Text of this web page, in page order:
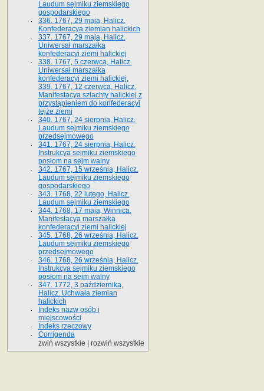
Laudum sejmiku ziemskiego
gospodarskiego
336. 1767, 29 maja, Halicz.
Konfederacya ziemian halickich
337. 1767, 29 maja, Halicz.
Uniwersał marszałka
konfederacyi ziemi halickiej
338. 1767, 5 czerwca, Halicz.
Uniwersał marszałka
konfederacyi ziemi halickiej.
339. 1767, 12 czerwca, Halicz.
Manifestacya szlachty halickiej z
przystąpieniem do konfederacyi
tejże ziemi
340. 1767, 24 sierpnia, Halicz.
Laudum sejmiku ziemskiego
przedsejmowego
341. 1767, 24 sierpnia, Halicz.
Instrukcya sejmiku ziemskiego
posłom na sejm walny
342. 1767, 15 września, Halicz.
Laudum sejmiku ziemskiego
gospodarskiego
343. 1768, 22 lutego, Halicz.
Laudum sejmiku ziemskiego
344. 1768, 17 maja, Winnica.
Manifestacya marszałka
konfederacyi ziemi halickiej
345. 1768, 26 września, Halicz.
Laudum sejmiku ziemskiego
przedsejmowego
346. 1768, 26 września, Halicz.
Instrukcya sejmiku ziemskiego
posłom na sejm walny
347. 1772, 3 października,
Halicz. Uchwała ziemian
halickich
Indeks nazw osób i
miejscowości
Indeks rzeczowy
Corrigenda
zwiń wszystkie
rozwiń wszystkie